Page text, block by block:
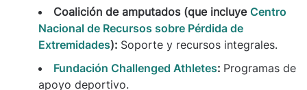
Coalición de amputados (que incluye Centro
Nacional de Recursos sobre Pérdida de
Extremidades): Soporte y recursos integrales.
Fundación Challenged Athletes: Programas de
apoyo deportivo.